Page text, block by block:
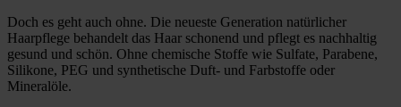
Doch es geht auch ohne. Die neueste Generation natürlicher
Haarpflege behandelt das Haar schonend und pflegt es nachhaltig
gesund und schön. Ohne chemische Stoffe wie Sulfate, Parabene,
Silikone, PEG und synthetische Duft- und Farbstoffe oder
Mineralöle.